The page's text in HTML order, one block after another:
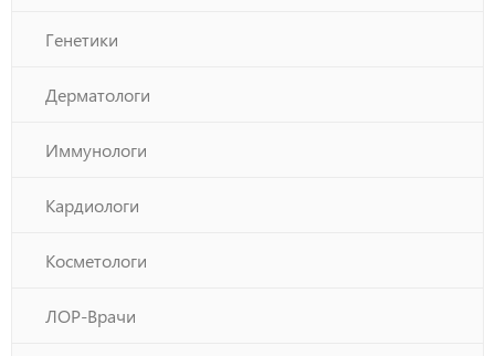
Генетики
Дерматологи
Иммунологи
Кардиологи
Косметологи
ЛОР-Врачи